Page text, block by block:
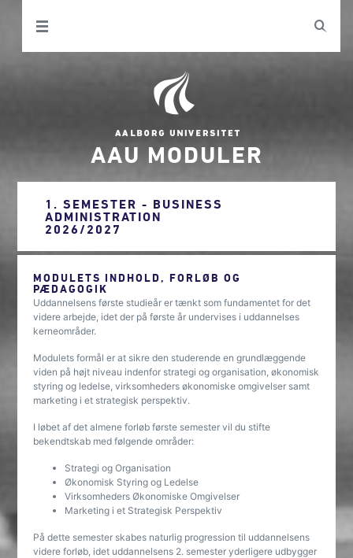
AAU MODULER
1. SEMESTER - BUSINESS
ADMINISTRATION
2026/2027
MODULETS INDHOLD, FORLØB OG
PÆDAGOGIK
Uddannelsens første studieår er tænkt som fundamentet for det
videre arbejde, idet der på første år undervises i uddannelses
kerneområder.
Modulets formål er at sikre den studerende en grundlæggende
viden på højt niveau indenfor strategi og organisation, økonomisk
styring og ledelse, virksomheders økonomiske omgivelser samt
marketing i et strategisk perspektiv.
I løbet af det almene forløb første semester vil du stifte
bekendtskab med følgende områder:
Strategi og Organisation
Økonomisk Styring og Ledelse
Virksomheders Økonomiske Omgivelser
Marketing i et Strategisk Perspektiv
På dette semester skabes naturlig progression til uddannelsens
videre forløb, idet uddannelsens 2. semester yderligere udbygger